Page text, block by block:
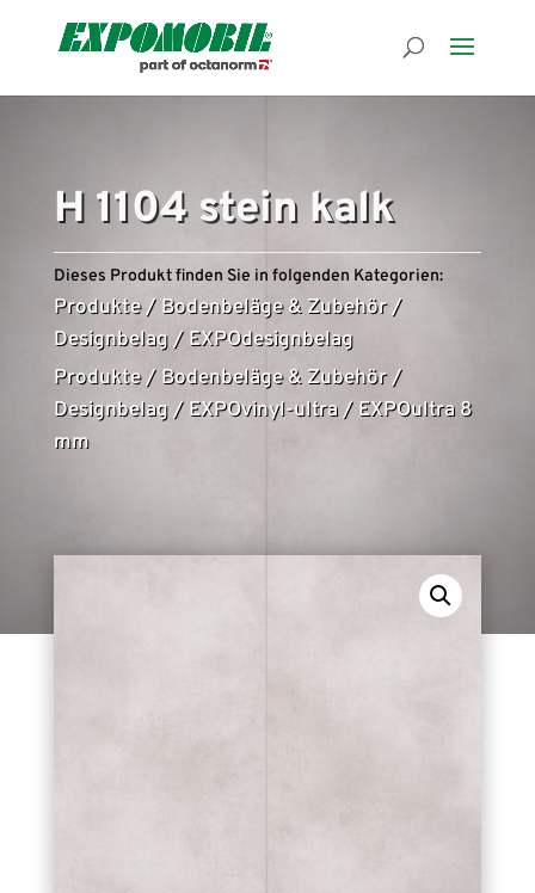
H 1104 stein kalk
Dieses Produkt finden Sie in folgenden Kategorien:
Produkte/ Bodenbeläge & Zubehör/
Designbelag/ EXPOdesignbelag
Produkte/ Bodenbeläge & Zubehör/
Designbelag/ EXPOvinyl-ultra/ EXPOultra 8
mm